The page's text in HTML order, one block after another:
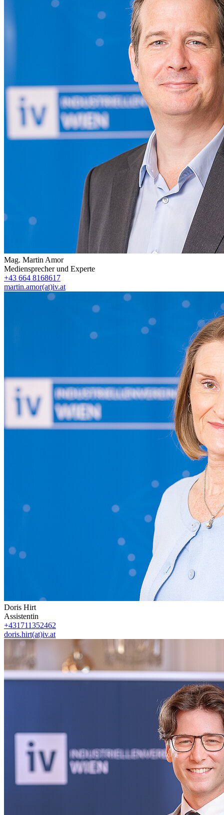
Mag. Martin Amor
Mediensprecher und Experte
+43 664 8168617
martin.amor(at)iv.at
Doris Hirt
Assistentin
+431711352462
doris.hirt(at)iv.at